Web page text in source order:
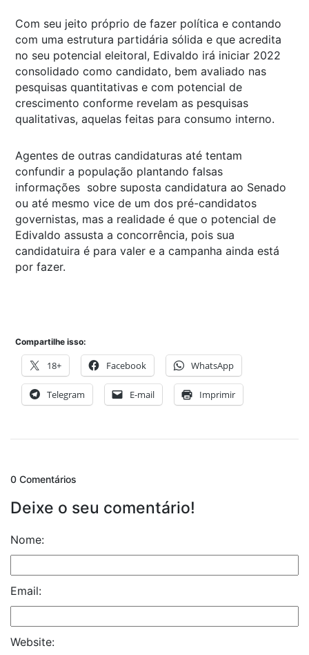
Com seu jeito próprio de fazer política e contando
com uma estrutura partidária sólida e que acredita
no seu potencial eleitoral, Edivaldo irá iniciar 2022
consolidado como candidato, bem avaliado nas
pesquisas quantitativas e com potencial de
crescimento conforme revelam as pesquisas
qualitativas, aquelas feitas para consumo interno.
Agentes de outras candidaturas até tentam
confundir a população plantando falsas
informações sobre suposta candidatura ao Senado
ou até mesmo vice de um dos pré-candidatos
governistas, mas a realidade é que o potencial de
Edivaldo assusta a concorrência, pois sua
candidatuira é para valer e a campanha ainda está
por fazer.
Compartilhe isso:
18+ Facebook WhatsApp
Telegram E-mail Imprimir
0 Comentários
Deixe o seu comentário!
Nome:
Email:
Website: